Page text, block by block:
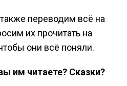
переводим всё на
их прочитать на
они всё поняли.
им читаете? Сказки?